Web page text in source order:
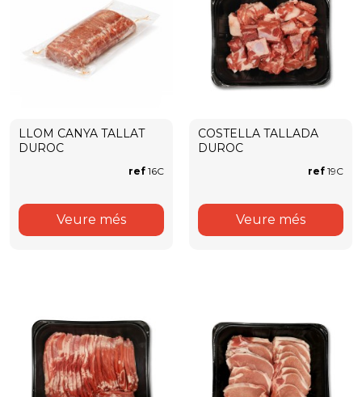
LLOM CANYA TALLAT
DUROC
ref 16C
Veure més
COSTELLA TALLADA
DUROC
ref 19C
Veure més